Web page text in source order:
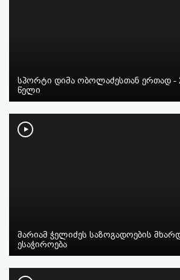
სპორტი დიმა ობოლაძესთან ერთად -
წელი
მარიამ ჭელიძეს საზოგადოების
ესაჭიროება